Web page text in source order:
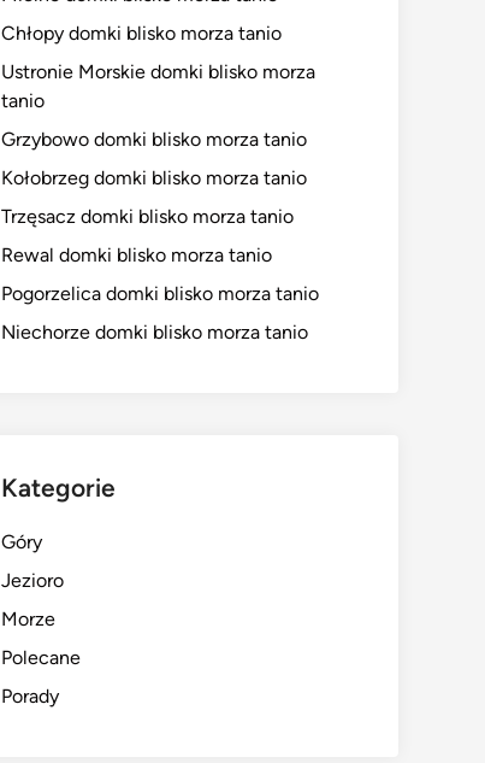
Chłopy domki blisko morza tanio
Ustronie Morskie domki blisko morza
tanio
Grzybowo domki blisko morza tanio
Kołobrzeg domki blisko morza tanio
Trzęsacz domki blisko morza tanio
Rewal domki blisko morza tanio
Pogorzelica domki blisko morza tanio
Niechorze domki blisko morza tanio
Kategorie
Góry
Jezioro
Morze
Polecane
Porady